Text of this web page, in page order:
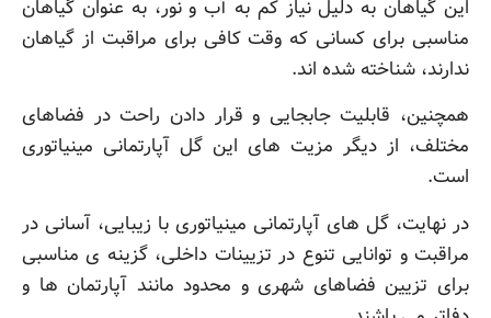
این گیاهان به دلیل نیاز کم به آب و نور، به عنوان گیاهان
مناسبی برای کسانی که وقت کافی برای مراقبت از گیاهان
ندارند، شناخته شده اند.
همچنین، قابلیت جابجایی و قرار دادن راحت در فضاهای
مختلف، از دیگر مزیت های این گل آپارتمانی مینیاتوری
است.
در نهایت، گل های آپارتمانی مینیاتوری با زیبایی، آسانی در
مراقبت و توانایی تنوع در تزیینات داخلی، گزینه ی مناسبی
برای تزیین فضاهای شهری و محدود مانند آپارتمان ها و